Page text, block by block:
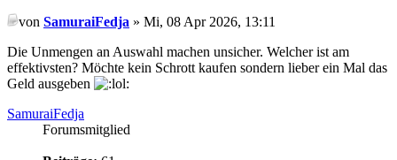
von SamuraiFedja » Mi, 08 Apr 2026, 13:11
Die Unmengen an Auswahl machen unsicher. Welcher ist am
effektivsten? Möchte kein Schrott kaufen sondern lieber ein Mal das
Geld ausgeben
SamuraiFedja
Forumsmitglied